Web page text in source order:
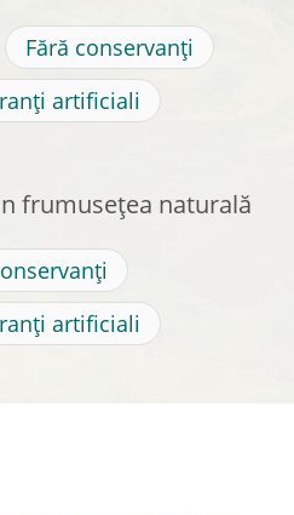
Fără conservanți
artificiali
frumusețea naturală
artificiali